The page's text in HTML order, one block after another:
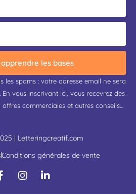
les bases
les spams : votre adresse email ne sera
vous inscrivant ici, vous recevrez des
commerciales et autres conseils…
| Letteringcreatif.com
Conditions générales de vente